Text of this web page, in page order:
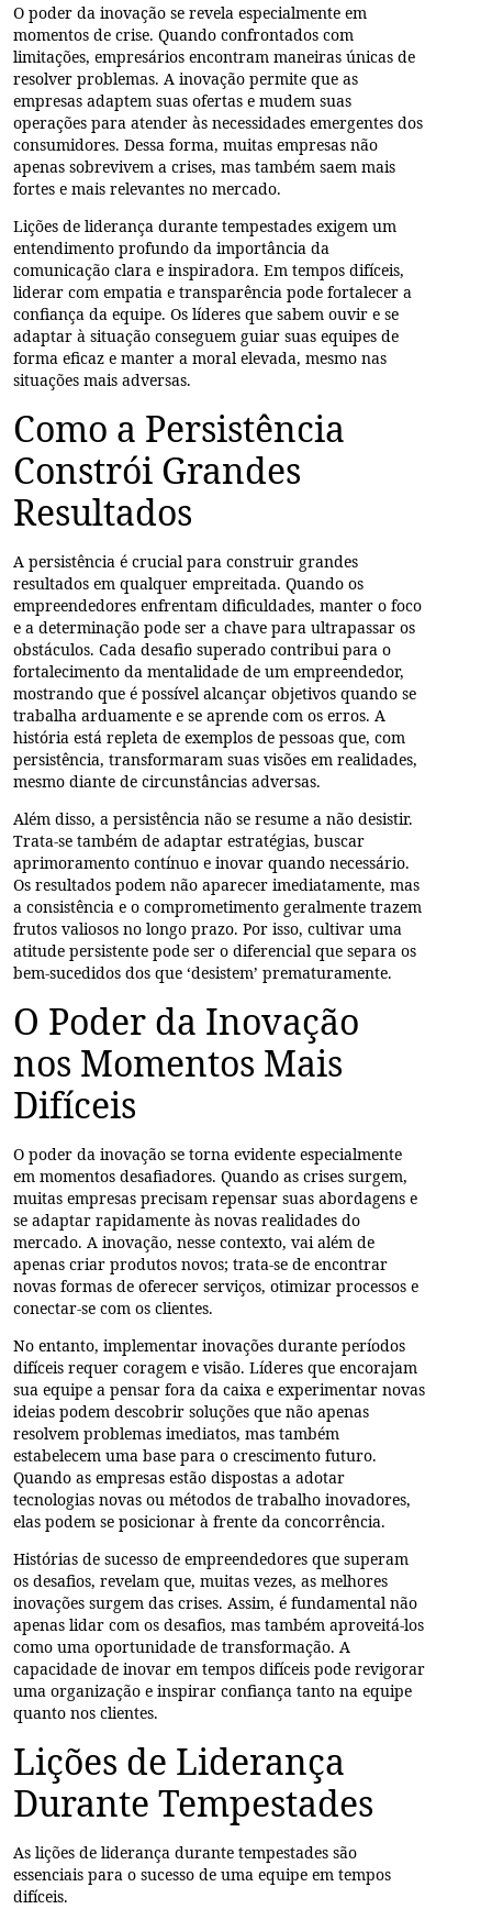
O poder dainovação se revela especialmente em
momentos de crise. Quando confrontados com
limitações, empresários encontram maneiras únicas de
resolver problemas. A inovação permite que as
empresas adaptem suas ofertas e mudem suas
operações para atender às necessidades emergentes dos
consumidores. Dessa forma, muitas empresas não
apenas sobrevivem a crises, mas também saem mais
fortes e mais relevantes no mercado.
Lições de liderança durante tempestades exigem um
entendimento profundo da importância da
comunicação clara e inspiradora. Em tempos difíceis,
liderar comempatia etransparência pode fortalecer a
confiança da equipe. Os líderes que sabem ouvir e se
adaptar à situação conseguem guiar suas equipes de
forma eficaz e manter a moral elevada, mesmo nas
situações mais adversas.
Como a Persistência
Constrói Grandes
Resultados
A persistência é crucial para construir grandes
resultados em qualquer empreitada. Quando os
empreendedores enfrentam dificuldades, manter o foco
e a determinação pode ser a chave para ultrapassar os
obstáculos. Cada desafio superado contribui para o
fortalecimento da mentalidade de um empreendedor,
mostrando que é possível alcançar objetivos quando se
trabalha arduamente e se aprende com os erros. A
história está repleta de exemplos de pessoas que, com
persistência, transformaram suas visões em realidades,
mesmo diante de circunstâncias adversas.
Além disso, a persistência não se resume a não desistir.
Trata-se também de adaptar estratégias, buscar
aprimoramento contínuo e inovar quando necessário.
Os resultados podem não aparecer imediatamente, mas
a consistência e o comprometimento geralmente trazem
frutos valiosos no longo prazo. Por isso, cultivar uma
atitude persistente pode ser o diferencial que separa os
bem-sucedidos dos que ‘desistem’ prematuramente.
O Poder da Inovação
nos Momentos Mais
Difíceis
O poder da inovação se torna evidente especialmente
em momentos desafiadores. Quando as crises surgem,
muitas empresas precisam repensar suas abordagens e
se adaptar rapidamente às novas realidades do
mercado. A inovação, nesse contexto, vai além de
apenas criar produtos novos; trata-se de encontrar
novas formas de oferecer serviços, otimizar processos e
conectar-se com os clientes.
No entanto, implementar inovações durante períodos
difíceis requer coragem e visão. Líderes que encorajam
sua equipe a pensar fora da caixa e experimentar novas
ideias podem descobrir soluções que não apenas
resolvem problemas imediatos, mas também
estabelecem uma base para o crescimento futuro.
Quando as empresas estão dispostas a adotar
tecnologias novas ou métodos de trabalho inovadores,
elas podem se posicionar à frente da concorrência.
Histórias de sucesso de empreendedores que superam
os desafios, revelam que, muitas vezes, as melhores
inovações surgem das crises. Assim, é fundamental não
apenas lidar com os desafios, mas também aproveitá-los
como uma oportunidade de transformação. A
capacidade de inovar em tempos difíceis pode revigorar
uma organização e inspirar confiança tanto na equipe
quanto nos clientes.
Lições de Liderança
Durante Tempestades
As lições de liderança durante tempestades são
essenciais para o sucesso de uma equipe em tempos
difíceis.